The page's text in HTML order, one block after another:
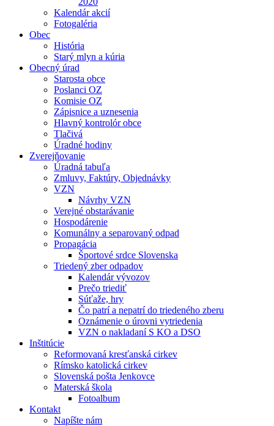
Kalendár akcií
Fotogaléria
Obec
História
Starý mlyn a kúria
Obecný úrad
Starosta obce
Poslanci OZ
Komisie OZ
Zápisnice a uznesenia
Hlavný kontrolór obce
Tlačivá
Úradné hodiny
Zverejňovanie
Úradná tabuľa
Zmluvy, Faktúry, Objednávky
VZN
Návrhy VZN
Verejné obstarávanie
Hospodárenie
Komunálny a separovaný odpad
Propagácia
Športové srdce Slovenska
Triedený zber odpadov
Kalendár vývozov
Prečo triediť
Súťaže, hry
Čo patrí a nepatrí do triedeného zberu
Oznámenie o úrovni vytriedenia
VZN o nakladaní S KO a DSO
Inštitúcie
Reformovaná kresťanská cirkev
Rímsko katolická cirkev
Slovenská pošta Jenkovce
Materská škola
Fotoalbum
Kontakt
Napíšte nám